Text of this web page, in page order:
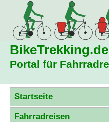
BikeTrekking.de
Portal für
Startseite
Fahrradreisen